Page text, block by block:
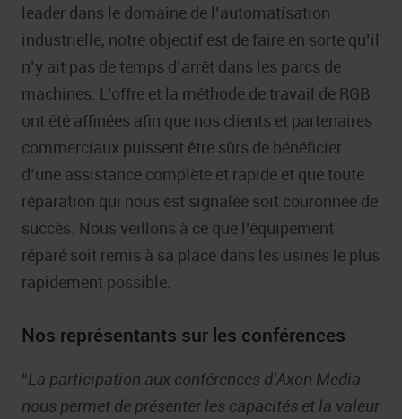
leader dans le domaine de l’automatisation
industrielle, notre objectif est de faire en sorte qu’il
n’y ait pas de temps d’arrêt dans les parcs de
machines. L’offre et la méthode de travail de RGB
ont été affinées afin que nos clients et partenaires
commerciaux puissent être sûrs de bénéficier
d’une assistance complète et rapide et que toute
réparation qui nous est signalée soit couronnée de
succès. Nous veillons à ce que l’équipement
réparé soit remis à sa place dans les usines le plus
rapidement possible.
Nos représentants sur les conférences
“La participation aux conférences d’Axon Media
nous permet de présenter les capacités et la valeur